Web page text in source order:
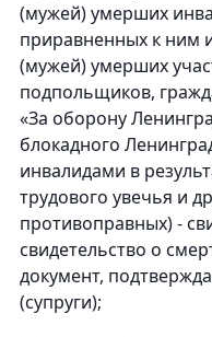
(мужей) умерших
приравненных к ним
(мужей) умерших
подпольщиков,
«За оборону
блокадного
инвалидами в
трудового увечья и
противоправных) -
свидетельство о
документ,
(супруги);